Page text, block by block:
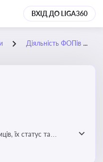
ВХІД ДО LIGA360
Діяльність ФОПів
їх статус та
що стосуються